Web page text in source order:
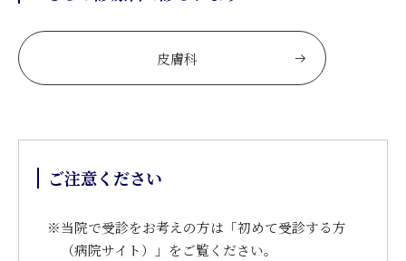
皮膚科
ご注意ください
※当院で受診をお考えの方は「初めて受診する方
（病院サイト）」をご覧ください。